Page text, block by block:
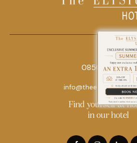
0850 242 18 18
Find yourself at
in our hotel